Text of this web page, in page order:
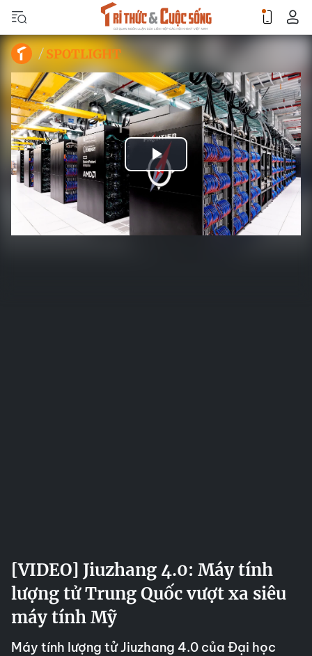
SPOTLIGHT
Play
Video
[VIDEO] Jiuzhang 4.0: Máy tính
lượng tử Trung Quốc vượt xa siêu
máy tính Mỹ
Máy tính lượng tử Jiuzhang 4.0 của Đại học